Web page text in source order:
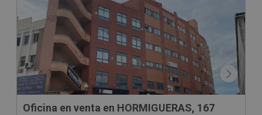
Oficina en venta en HORMIGUERAS, 167